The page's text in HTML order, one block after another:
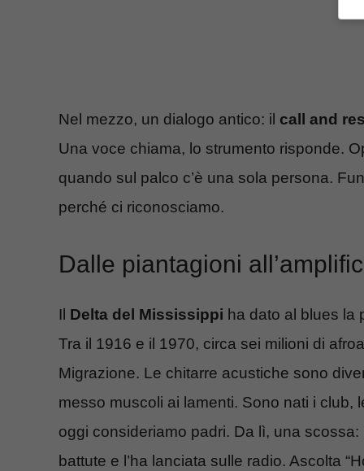
Nel mezzo, un dialogo antico: il call and
Una voce chiama, lo strumento risponde.
quando sul palco c’è una sola persona.
perché ci riconosciamo.
Dalle piantagioni
Il Delta del Mississippi ha dato al blues la
Tra il 1916 e il 1970, circa sei milioni di
Migrazione. Le chitarre acustiche sono
messo muscoli ai lamenti. Sono nati i club,
oggi consideriamo padri. Da lì, una scossa:
battute e l’ha lanciata sulle radio. Ascolta